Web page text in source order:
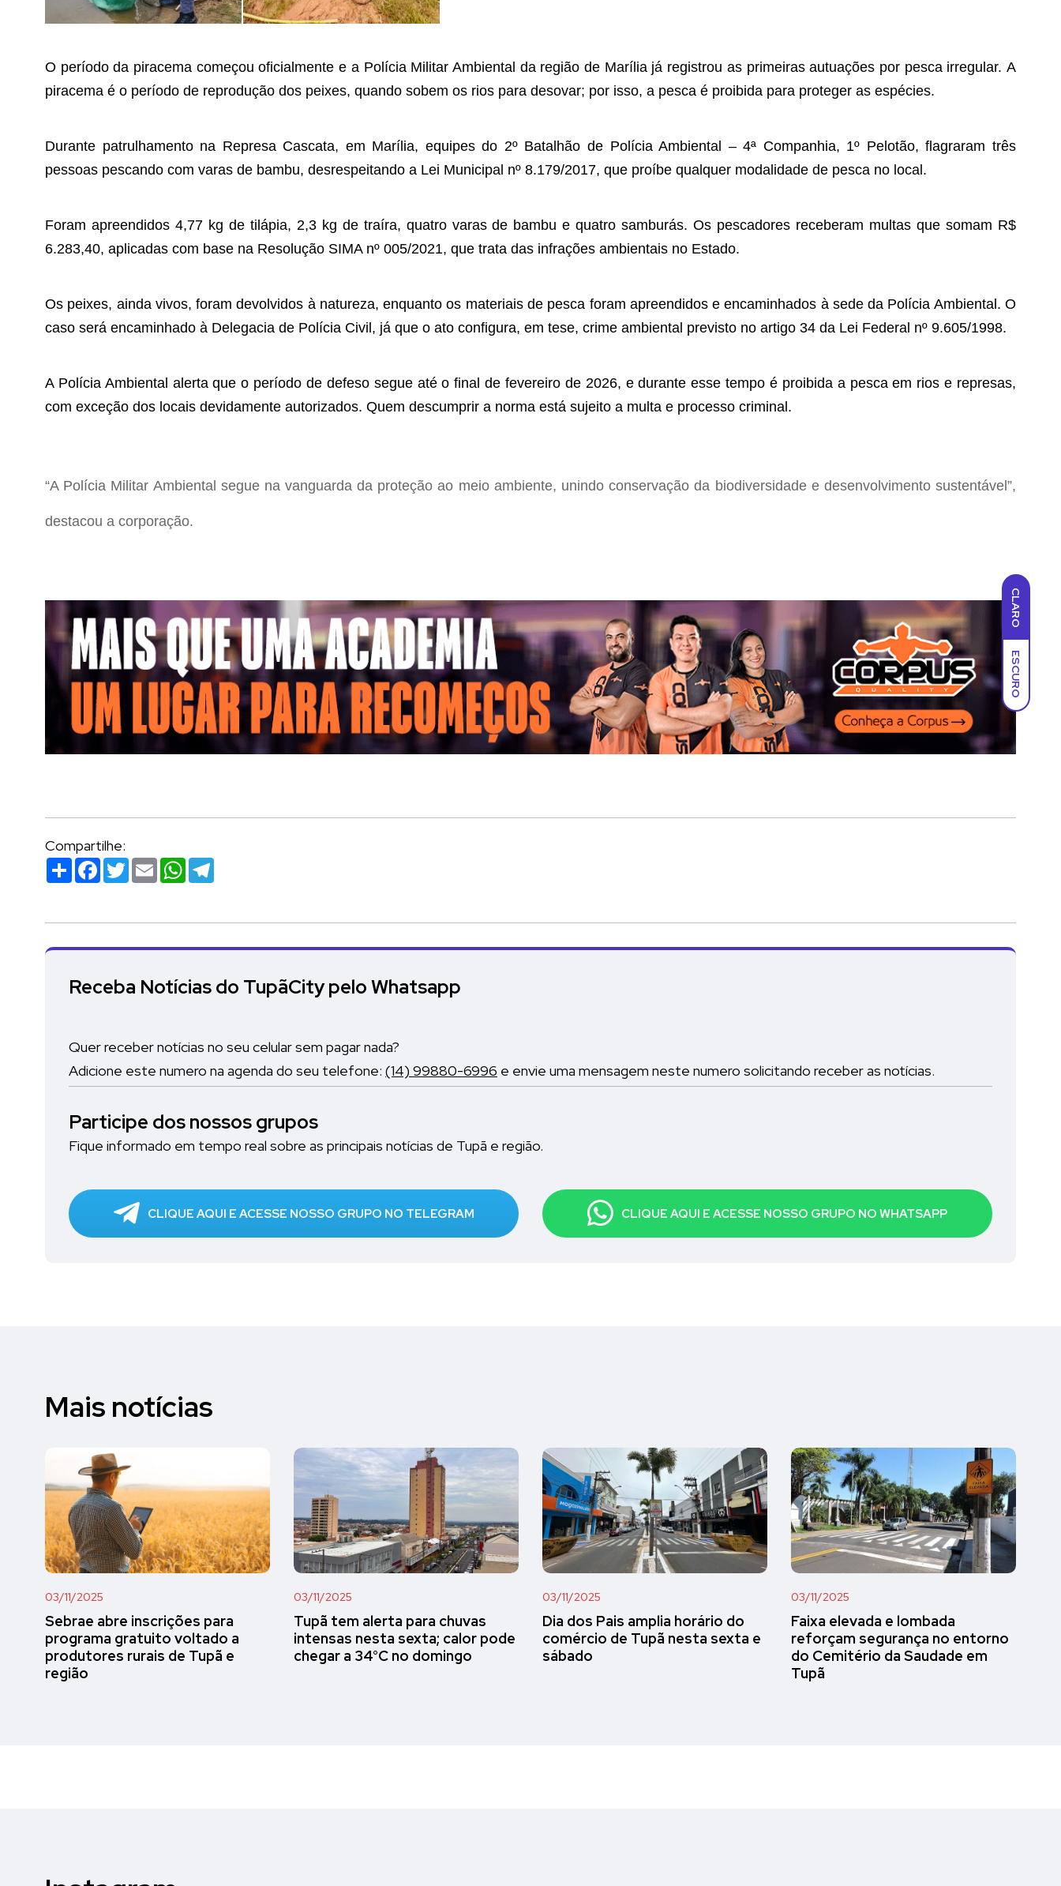
CLARO
ESCURO
O período da piracema começou oficialmente e a Polícia Militar Ambiental da região de Marília já registrou as primeiras autuações por pesca irregular. A
piracema é o período de reprodução dos peixes, quando sobem os rios para desovar; por isso, a pesca é proibida para proteger as espécies.
Durante patrulhamento na Represa Cascata, em Marília, equipes do 2º Batalhão de Polícia Ambiental – 4ª Companhia, 1º Pelotão, flagraram três
pessoas pescando com varas de bambu, desrespeitando a Lei Municipal nº 8.179/2017, que proíbe qualquer modalidade de pesca no local.
Foram apreendidos 4,77 kg de tilápia, 2,3 kg de traíra, quatro varas de bambu e quatro samburás. Os pescadores receberam multas que somam R$
6.283,40, aplicadas com base na Resolução SIMA nº 005/2021, que trata das infrações ambientais no Estado.
Os peixes, ainda vivos, foram devolvidos à natureza, enquanto os materiais de pesca foram apreendidos e encaminhados à sede da Polícia Ambiental. O
caso será encaminhado à Delegacia de Polícia Civil, já que o ato configura, em tese, crime ambiental previsto no artigo 34 da Lei Federal nº 9.605/1998.
A Polícia Ambiental alerta que o período de defeso segue até o final de fevereiro de 2026, e durante esse tempo é proibida a pesca em rios e represas,
com exceção dos locais devidamente autorizados. Quem descumprir a norma está sujeito a multa e processo criminal.
“A Polícia Militar Ambiental segue na vanguarda da proteção ao meio ambiente, unindo conservação da biodiversidade e desenvolvimento sustentável”,
destacou a corporação.
Compartilhe:
Compartilhar
Facebook
TwitterEmailWhatsApp
Receba Notícias do TupãCity pelo Whatsapp
Quer receber notícias no seu celular sem pagar nada?
Adicione este numero na agenda do seu telefone: (14) 99880-6996 e envie uma mensagem neste numero solicitando receber as notícias.
Participe dos nossos grupos
Fique informado em tempo real sobre as principais notícias de Tupã e região.
CLIQUE AQUI E ACESSE NOSSO GRUPO NO TELEGRAM CLIQUE AQUI E ACESSE NOSSO GRUPO NO WHATSAPP
Mais notícias
03/11/2025
Sebrae abre inscrições para
programa gratuito voltado a
produtores rurais de Tupã e
região
03/11/2025
Tupã tem alerta para chuvas
intensas nesta sexta; calor pode
chegar a 34°C no domingo
03/11/2025
Dia dos Pais amplia horário do
comércio de Tupã nesta sexta e
sábado
03/11/2025
Faixa elevada e lombada
reforçam segurança no entorno
do Cemitério da Saudade em
Tupã